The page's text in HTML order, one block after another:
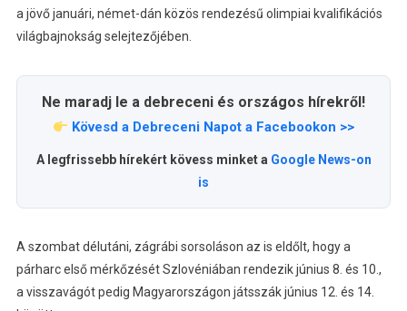
a jövő januári, német-dán közös rendezésű olimpiai kvalifikációs
világbajnokság selejtezőjében.
Ne maradj le a debreceni és országos hírekről!
Kövesd a Debreceni Napot a Facebookon >>
A legfrissebb hírekért kövess minket a Google News-on
is
A szombat délutáni, zágrábi sorsoláson az is eldőlt, hogy a
párharc első mérkőzését Szlovéniában rendezik június 8. és 10.,
a visszavágót pedig Magyarországon játsszák június 12. és 14.